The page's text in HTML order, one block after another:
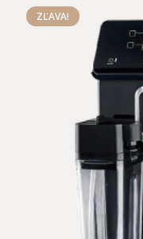
ZĽAVA!